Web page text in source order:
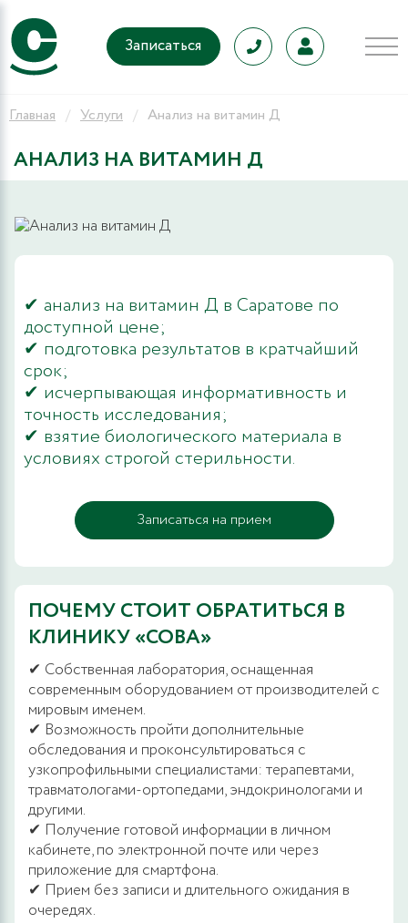
Записаться
Главная Услуги Анализ на витамин Д
АНАЛИЗ НА ВИТАМИН Д
✔ анализ на витамин Д в Саратове по
доступной цене;
✔ подготовка результатов в кратчайший
срок;
✔ исчерпывающая информативность и
точность исследования;
✔ взятие биологического материала в
условиях строгой стерильности.
Записаться на прием
ПОЧЕМУ СТОИТ ОБРАТИТЬСЯ В
КЛИНИКУ «СОВА»
✔ Собственная лаборатория, оснащенная
современным оборудованием от производителей с
мировым именем.
✔ Возможность пройти дополнительные
обследования и проконсультироваться с
узкопрофильными специалистами: терапевтами,
травматологами-ортопедами, эндокринологами и
другими.
✔ Получение готовой информации в личном
кабинете, по электронной почте или через
приложение для смартфона.
✔ Прием без записи и длительного ожидания в
очередях.